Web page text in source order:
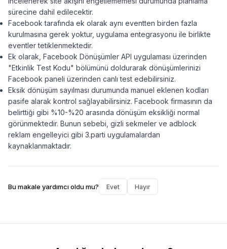
sürecine dahil edilecektir.
Facebook tarafında ek olarak aynı eventten birden fazla
kurulmasına gerek yoktur, uygulama entegrasyonu ile birlikte
eventler tetiklenmektedir.
Ek olarak, Facebook Dönüşümler API uygulaması üzerinden
"Etkinlik Test Kodu" bölümünü doldurarak dönüşümlerinizi
Facebook paneli üzerinden canlı test edebilirsiniz.
Eksik dönüşüm sayılması durumunda manuel eklenen kodları
pasife alarak kontrol sağlayabilirsiniz. Facebook firmasının da
belirttiği gibi %10-%20 arasında dönüşüm eksikliği normal
görünmektedir. Bunun sebebi, gizli sekmeler ve adblock
reklam engelleyici gibi 3.parti uygulamalardan
kaynaklanmaktadır.
Bu makale yardımcı oldu mu? Evet Hayır